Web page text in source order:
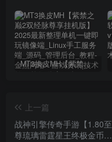
MT3换皮MH【紫禁之巅2双经脉尊享挂机版】2025最新整理单机一键即玩镜像端_Linux手工服务端_源码_管理后台_教程
上一篇
战神引擎传奇手游【1.80至
尊琉璃雷霆星王终极金币